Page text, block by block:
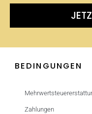
BEDINGUNGEN
Zahlungen